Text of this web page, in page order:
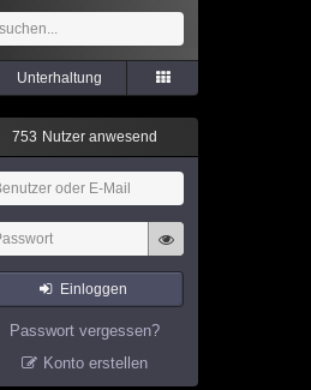
Unterhaltung
753 Nutzer anwesend
Einloggen
Passwort vergessen?
Konto erstellen